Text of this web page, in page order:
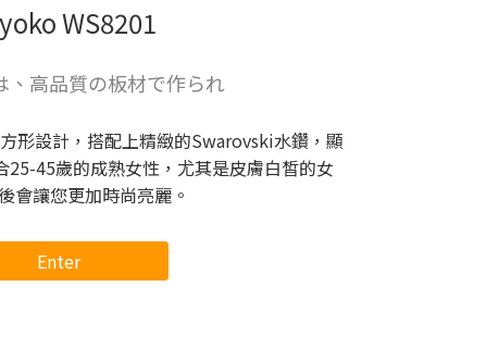
WS8201
、高品質の板材で作られ
形設計，搭配上精緻的Swarovski水鑽，顯
25-45歲的成熟女性，尤其是皮膚白皙的女
會讓您更加時尚亮麗。
Enter